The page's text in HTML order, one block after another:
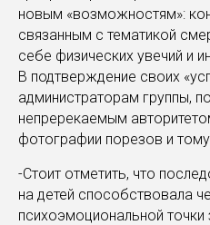
новым «возможностям»:
связанным с тематикой
себе физических увечий и
В подтверждение своих
администраторам группы,
непререкаемым
фотографии порезов и
-Стоит отметить, что
на детей способствовала
психоэмоциональной точки